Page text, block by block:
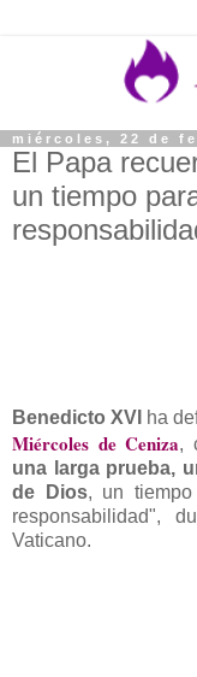
miércoles, 22 de
El Papa
un tiempo
Benedicto XVI ha
Miércoles de Ceniza,
una larga prueba,
de Dios, un tiempo
responsabilidad",
Vaticano.